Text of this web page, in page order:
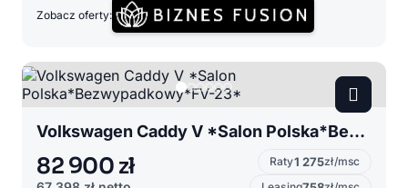
Zobacz oferty:
Volkswagen Caddy V *Salon Polska*Bezwypadkowy*FV-23*
82 900 zł Raty1 275zł/msc